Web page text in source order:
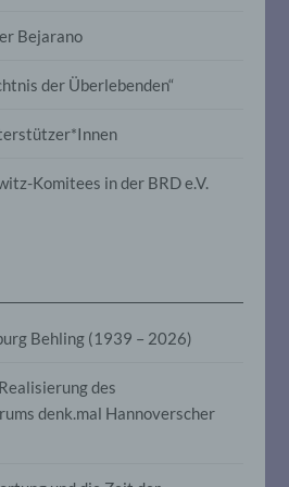
Bejarano
der Überlebenden“
Komitees in der BRD e.V.
Behling (1939 – 2026)
des
denk.mal Hannoverscher
personenbezogener Daten,
Daten verwendet
bestimmte persönliche
zu bewerten,
wirtschaftlicher Lage,
ist die Verarbeitung
Daten in einer Weise,
personenbezogenen Daten
zusätzlicher